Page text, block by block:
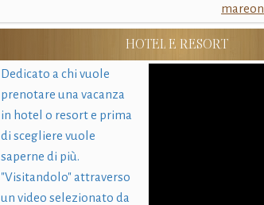
HOTEL E RESORT
Dedicato a chi vuole
prenotare una vacanza
in hotel o resort e prima
di scegliere vuole
saperne di più.
"Visitandolo" attraverso
un video selezionato da